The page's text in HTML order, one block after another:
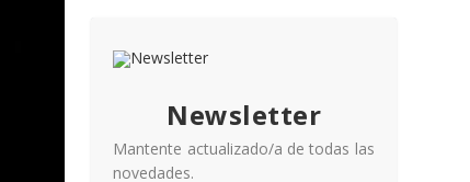
Newsletter
Mantente actualizado/a de todas las
novedades.